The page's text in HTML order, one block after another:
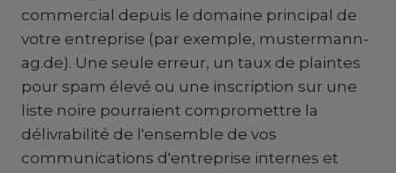
commercial depuis le domaine principal de
votre entreprise (par exemple, mustermann-
ag.de). Une seule erreur, un taux de plaintes
pour spam élevé ou une inscription sur une
liste noire pourraient compromettre la
délivrabilité de l'ensemble de vos
communications d'entreprise internes et